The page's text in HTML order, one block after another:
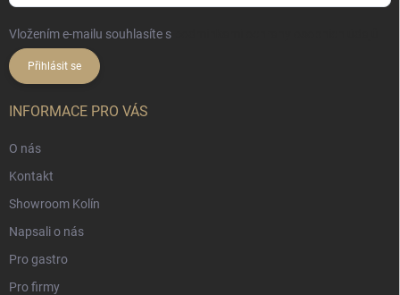
Vložením e-mailu souhlasíte s
Přihlásit se
INFORMACE PRO VÁS
O nás
Kontakt
Showroom Kolín
Napsali o nás
Pro gastro
Pro firmy